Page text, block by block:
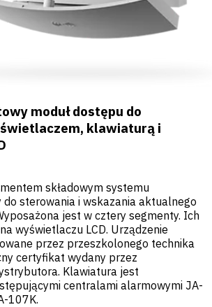
moduł dostępu do
klawiaturą i
składowym systemu
do sterowania i wskazania aktualnego
jest w cztery segmenty. Ich
wyświetlaczu LCD. Urządzenie
przez przeszkolonego technika
certyfikat wydany przez
Klawiatura jest
centralami alarmowymi JA-
107K.